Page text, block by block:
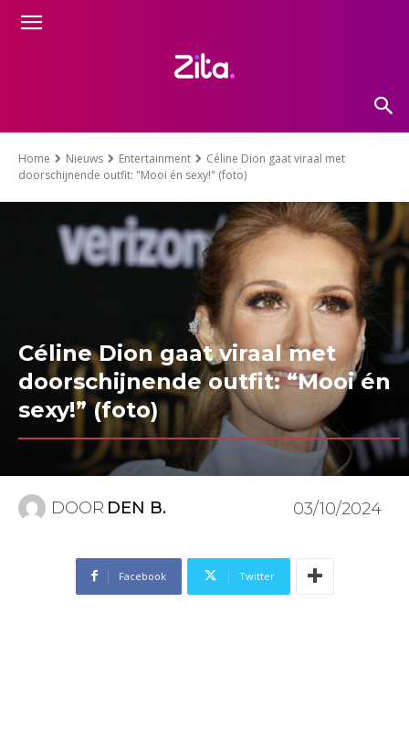
Home Nieuws Entertainment
Céline Dion gaat viraal met
doorschijnende outfit: "Mooi én sexy!" (foto)
Céline Dion gaat viraal met
doorschijnende outfit: “Mooi én
sexy!” (foto)
DOOR DEN B. 03/10/2024
Facebook Twitter